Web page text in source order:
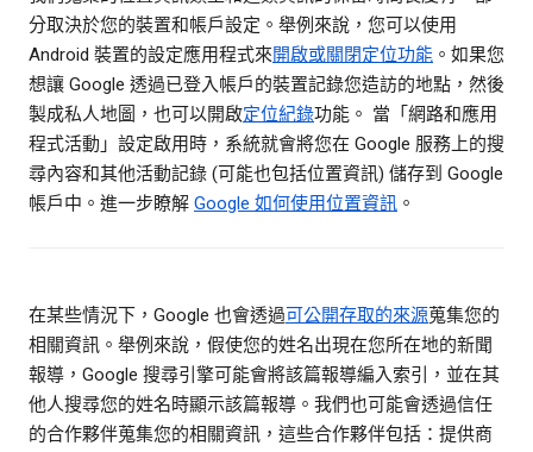
分取決於您的裝置和帳戶設定。舉例來說，您可以使用
Android 裝置的設定應用程式來開啟或關閉定位功能 。如果您
想讓 Google 透過已登入帳戶的裝置記錄您造訪的地點，然後
製成私人地圖，也可以開啟定位紀錄功能。 當「網路和應用
程式活動」設定啟用時，系統就會將您在 Google 服務上的搜
尋內容和其他活動記錄 (可能也包括位置資訊) 儲存到 Google
帳戶中。進一步瞭解 Google 如何使用位置資訊 。
在某些情況下，Google 也會透過可公開存取的來源蒐集您的
相關資訊。舉例來說，假使您的姓名出現在您所在地的新聞
報導，Google 搜尋引擎可能會將該篇報導編入索引，並在其
他人搜尋您的姓名時顯示該篇報導。我們也可能會透過信任
的合作夥伴蒐集您的相關資訊，這些合作夥伴包括：提供商